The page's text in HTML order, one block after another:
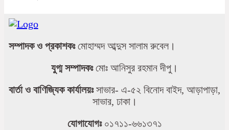
সম্পাদক ও প্রকাশকঃমোহাম্মদ আব্দুস সালাম রুবেল।
যুগ্ম সম্পাদকঃমোঃ আনিসুর রহমান দীপু।
বার্তা ও বাণিজ্যিক কার্যালয়ঃসাভার- এ-৫২ বিনোদ বাইদ, আড়াপাড়া,
সাভার, ঢাকা।
যোগাযোগঃ০১৭১১-৬৬১৩৭১